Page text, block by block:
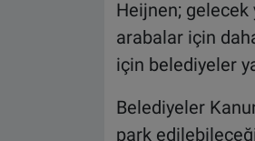
Heijnen;
arabalar için
için belediyeler
Belediyeler
park